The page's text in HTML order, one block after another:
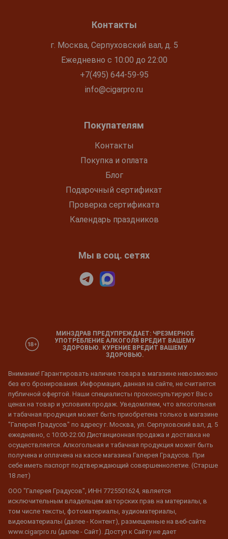
Контакты
г. Москва, Серпуховский вал, д. 5
Ежедневно с 10:00 до 22:00
+7(495) 644-59-95
info@cigarpro.ru
Покупателям
Контакты
Покупка и оплата
Блог
Подарочный сертификат
Проверка сертификата
Календарь праздников
Мы в соц. сетях
МИНЗДРАВ ПРЕДУПРЕЖДАЕТ: ЧРЕЗМЕРНОЕ
УПОТРЕБЛЕНИЕ АЛКОГОЛЯ ВРЕДИТ ВАШЕМУ
ЗДОРОВЬЮ. КУРЕНИЕ ВРЕДИТ ВАШЕМУ
ЗДОРОВЬЮ.
Внимание! Гарантировать наличие товара в магазине невозможно
без его бронирования. Информация, данная на сайте, не считается
публичной офертой. Наши специалисты проконсультируют Вас о
ценах на товар и условиях продаж. Уведомляем, что алкогольная
и табачная продукция может быть приобретена только в магазине
"Галерея Градусов" по адресу г. Москва, ул. Серпуховский вал, д. 5
ежедневно, с 10:00-22:00 Дистанционная продажа и доставка не
осуществляется. Алкогольная и табачная продукция может быть
получена и оплачена на кассе магазина Галерея Градусов. При
себе иметь паспорт подтверждающий совершеннолетие. (Старше
18 лет)
ООО "Галерея Градусов", ИНН 7725501624, является
исключительным владельцем авторских прав на материалы, в
том числе тексты, фотоматериалы, аудиоматериалы,
видеоматериалы (далее - Контент), размещенные на веб-сайте
www.cigarpro.ru (далее - Сайт). Доступ к Сайту не дает